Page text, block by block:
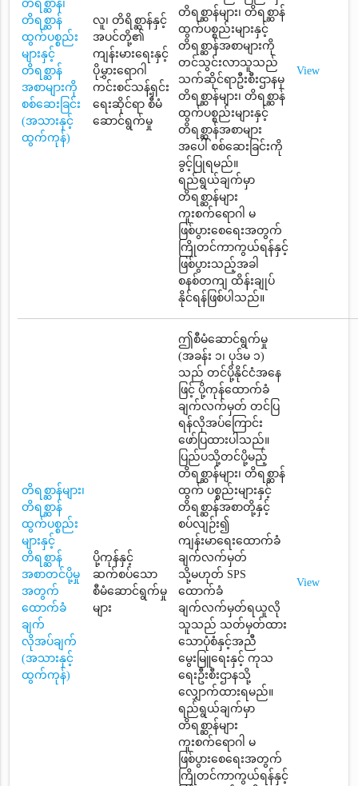
တိရစ္ဆာန်၊
တိရစ္ဆာန်
ထွက်ပစ္စည်း
များနှင့်
တိရစ္ဆာန်
အစာများကို
စစ်ဆေးခြင်း
(အသားနှင့်
ထွက်ကုန်)
လူ၊ တိရိစ္ဆာန်နှင့်
အပင်တို့၏
ကျန်းမားရေးနှင့်
ပိုမွှားရောဂါ
ကင်းစင်သန့်ရှင်း
ရေးဆိုင်ရာ စီမံ
ဆောင်ရွက်မှု
တိရစ္ဆာန်များ၊ တိရစ္ဆာန်
ထွက်ပစ္စည်းများနှင့်
တိရစ္ဆာန်အစာများကို
တင်သွင်းလာသူသည်
သက်ဆိုင်ရာဦးစီးဌာနမှ
တိရစ္ဆာန်များ၊ တိရစ္ဆာန်
ထွက်ပစ္စည်းများနှင့်
တိရစ္ဆာန်အစာများ
အပေါ် စစ်ဆေးခြင်းကို
ခွင့်ပြုရမည်။
ရည်ရွယ်ချက်မှာ
တိရစ္ဆာန်များ
ကူးစက်ရောဂါ မ
ဖြစ်ပွားစေရေးအတွက်
ကြိုတင်ကာကွယ်ရန်နှင့်
ဖြစ်ပွားသည့်အခါ
စနစ်တကျ ထိန်းချုပ်
နိုင်ရန်ဖြစ်ပါသည်။
View
တိရစ္ဆာန်များ၊
တိရစ္ဆာန်
ထွက်ပစ္စည်း
များနှင့်
တိရစ္ဆာန်
အစာတင်ပို့မှု
အတွက်
ထောက်ခံ
ချက်
လိုအပ်ချက်
(အသားနှင့်
ထွက်ကုန်)
ပို့ကုန်နှင့်
ဆက်စပ်သော
စီမံဆောင်ရွက်မှု
များ
ဤစီမံဆောင်ရွက်မှု
(အခန်း ၁၊ ပုဒ်မ ၁)
သည် တင်ပို့နိုင်ငံအနေ
ဖြင့် ပို့ကုန်ထောက်ခံ
ချက်လက်မှတ် တင်ပြ
ရန်လိုအပ်ကြောင်း
ဖော်ပြထားပါသည်။
ပြည်ပသို့တင်ပို့မည့်
တိရစ္ဆာန်များ၊ တိရစ္ဆာန်
ထွက် ပစ္စည်းများနှင့်
တိရစ္ဆာန်အစာတို့နှင့်
စပ်လျဉ်း၍
ကျန်းမာရေးထောက်ခံ
ချက်လက်မှတ်
သို့မဟုတ် SPS
ထောက်ခံ
ချက်လက်မှတ်ရယူလို
သူသည် သတ်မှတ်ထား
သောပုံစံနှင့်အညီ
မွေးမြူရေးနှင့် ကုသ
ရေးဦးစီးဌာနသို့
လျှောက်ထားရမည်။
ရည်ရွယ်ချက်မှာ
တိရစ္ဆာန်များ
ကူးစက်ရောဂါ မ
ဖြစ်ပွားစေရေးအတွက်
ကြိုတင်ကာကွယ်ရန်နှင့်
View